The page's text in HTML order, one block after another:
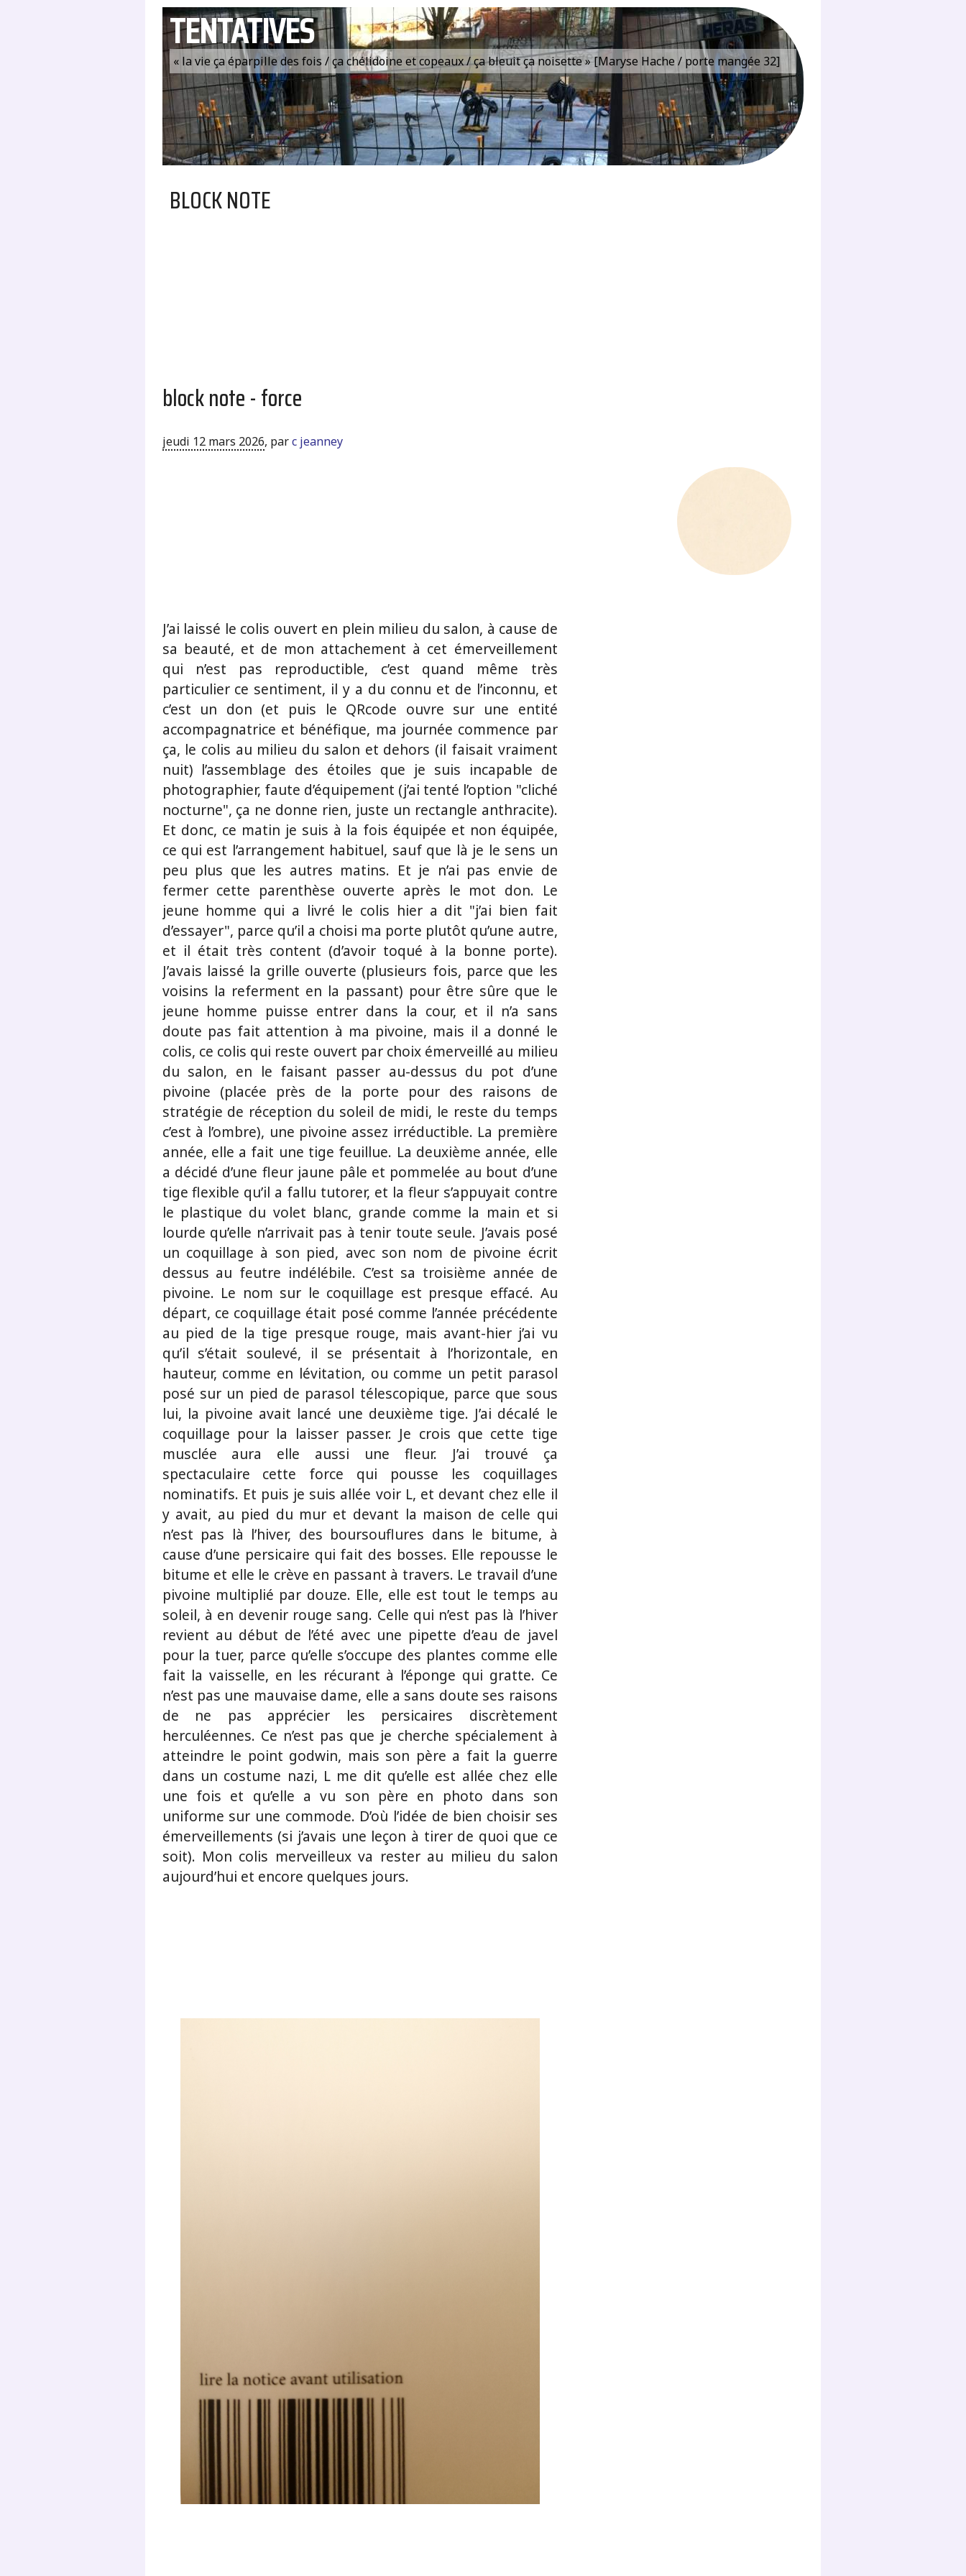
TENTATIVES
« la vie ça éparpille des fois / ça chélidoine et copeaux / ça bleuit ça noisette » [Maryse Hache / porte mangée 32]
BLOCK NOTE
block note - force
jeudi 12 mars 2026, parc jeanney
J’ai laissé le colis ouvert en plein milieu du salon, à cause de
sa beauté, et de mon attachement à cet émerveillement
qui n’est pas reproductible, c’est quand même très
particulier ce sentiment, il y a du connu et de l’inconnu, et
c’est un don (et puis le QRcode ouvre sur une entité
accompagnatrice et bénéfique, ma journée commence par
ça, le colis au milieu du salon et dehors (il faisait vraiment
nuit) l’assemblage des étoiles que je suis incapable de
photographier, faute d’équipement (j’ai tenté l’option "cliché
nocturne", ça ne donne rien, juste un rectangle anthracite).
Et donc, ce matin je suis à la fois équipée et non équipée,
ce qui est l’arrangement habituel, sauf que là je le sens un
peu plus que les autres matins. Et je n’ai pas envie de
fermer cette parenthèse ouverte après le mot don. Le
jeune homme qui a livré le colis hier a dit "j’ai bien fait
d’essayer", parce qu’il a choisi ma porte plutôt qu’une autre,
et il était très content (d’avoir toqué à la bonne porte).
J’avais laissé la grille ouverte (plusieurs fois, parce que les
voisins la referment en la passant) pour être sûre que le
jeune homme puisse entrer dans la cour, et il n’a sans
doute pas fait attention à ma pivoine, mais il a donné le
colis, ce colis qui reste ouvert par choix émerveillé au milieu
du salon, en le faisant passer au-dessus du pot d’une
pivoine (placée près de la porte pour des raisons de
stratégie de réception du soleil de midi, le reste du temps
c’est à l’ombre), une pivoine assez irréductible. La première
année, elle a fait une tige feuillue. La deuxième année, elle
a décidé d’une fleur jaune pâle et pommelée au bout d’une
tige flexible qu’il a fallu tutorer, et la fleur s’appuyait contre
le plastique du volet blanc, grande comme la main et si
lourde qu’elle n’arrivait pas à tenir toute seule. J’avais posé
un coquillage à son pied, avec son nom de pivoine écrit
dessus au feutre indélébile. C’est sa troisième année de
pivoine. Le nom sur le coquillage est presque effacé. Au
départ, ce coquillage était posé comme l’année précédente
au pied de la tige presque rouge, mais avant-hier j’ai vu
qu’il s’était soulevé, il se présentait à l’horizontale, en
hauteur, comme en lévitation, ou comme un petit parasol
posé sur un pied de parasol télescopique, parce que sous
lui, la pivoine avait lancé une deuxième tige. J’ai décalé le
coquillage pour la laisser passer. Je crois que cette tige
musclée aura elle aussi une fleur. J’ai trouvé ça
spectaculaire cette force qui pousse les coquillages
nominatifs. Et puis je suis allée voir L, et devant chez elle il
y avait, au pied du mur et devant la maison de celle qui
n’est pas là l’hiver, des boursouflures dans le bitume, à
cause d’une persicaire qui fait des bosses. Elle repousse le
bitume et elle le crève en passant à travers. Le travail d’une
pivoine multiplié par douze. Elle, elle est tout le temps au
soleil, à en devenir rouge sang. Celle qui n’est pas là l’hiver
revient au début de l’été avec une pipette d’eau de javel
pour la tuer, parce qu’elle s’occupe des plantes comme elle
fait la vaisselle, en les récurant à l’éponge qui gratte. Ce
n’est pas une mauvaise dame, elle a sans doute ses raisons
de ne pas apprécier les persicaires discrètement
herculéennes. Ce n’est pas que je cherche spécialement à
atteindre le point godwin, mais son père a fait la guerre
dans un costume nazi, L me dit qu’elle est allée chez elle
une fois et qu’elle a vu son père en photo dans son
uniforme sur une commode. D’où l’idée de bien choisir ses
émerveillements (si j’avais une leçon à tirer de quoi que ce
soit). Mon colis merveilleux va rester au milieu du salon
aujourd’hui et encore quelques jours.